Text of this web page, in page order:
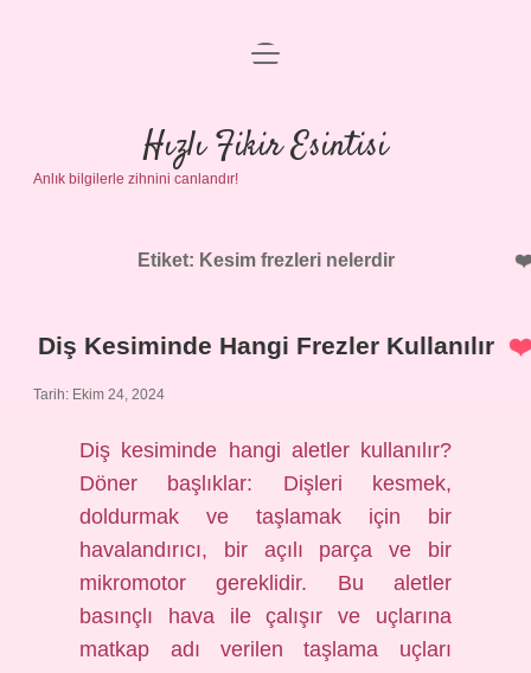
Anasayfa
Gizlilik Politikası
Yasal Uyarı
menüyü
Hızlı Fikir Esintisi
Anlık bilgilerle zihnini canlandır!
Etiket: Kesim frezleri nelerdir
Diş Kesiminde Hangi Frezler Kullanılır
Tarih: Ekim 24, 2024
Diş kesiminde hangi aletler kullanılır?
Döner başlıklar: Dişleri kesmek,
doldurmak ve taşlamak için bir
havalandırıcı, bir açılı parça ve bir
mikromotor gereklidir. Bu aletler
basınçlı hava ile çalışır ve uçlarına
matkap adı verilen taşlama uçları